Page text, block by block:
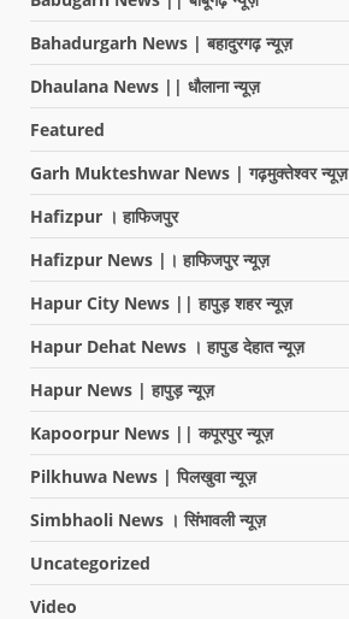
Bahadurgarh News | बहादुरगढ़ न्यूज़
Dhaulana News || धौलाना न्यूज़
Featured
Garh Mukteshwar News | गढ़मुक्तेश्वर न्यूज़
Hafizpur । हाफिजपुर
Hafizpur News |। हाफिजपुर न्यूज़
Hapur City News || हापुड़ शहर न्यूज़
Hapur Dehat News । हापुड देहात न्यूज़
Hapur News | हापुड़ न्यूज़
Kapoorpur News || कपूरपुर न्यूज़
Pilkhuwa News | पिलखुवा न्यूज़
Simbhaoli News । सिंभावली न्यूज़
Uncategorized
Video